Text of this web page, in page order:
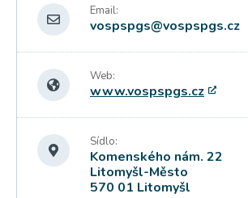
Email:
vospspgs@vospspgs.cz
Web:
www.vospspgs.cz
Sídlo:
Komenského nám. 22
Litomyšl-Město
570 01 Litomyšl